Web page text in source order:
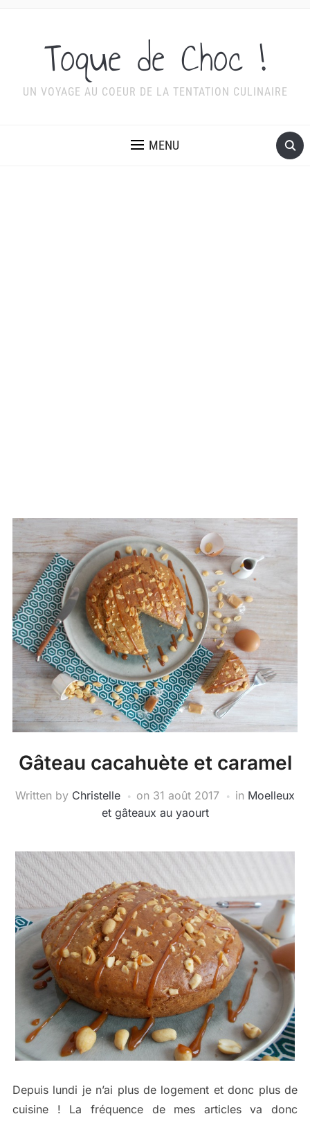
Toque de Choc !
UN VOYAGE AU COEUR DE LA TENTATION CULINAIRE
MENU
Gâteau cacahuète et caramel
Written by Christelle on 31 août 2017 in Moelleux
et gâteaux au yaourt
Depuis lundi je n’ai plus de logement et donc plus de
cuisine ! La fréquence de mes articles va donc